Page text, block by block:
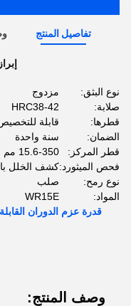
تفاصيل المنتج
نوع البثق:
مزدوج
صلابة:
HRC38-42
قطرها:
قابلة
الضمان:
سنة واحدة
قطر المركز:
15.6-350 مم وما فوق
فحص الميثورد:كشف الخلل
نوع رمح:
صلب
المواد:
WR15E
وصف المنتج: